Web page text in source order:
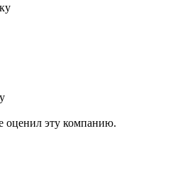
оценил эту компанию.